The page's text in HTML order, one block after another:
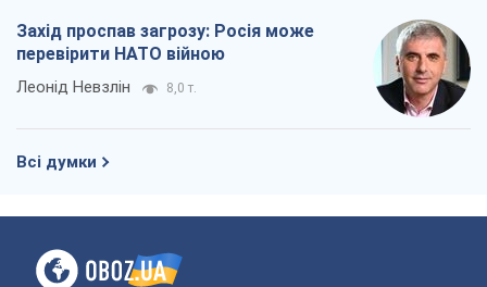
Захід проспав загрозу: Росія може
перевірити НАТО війною
Леонід Невзлін 8,0 т.
Всі думки